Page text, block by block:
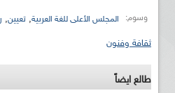
وسوم: المجلس الأعلى للغة العربية, تعيين,
ثقافة وفنون
طالع ايضاً